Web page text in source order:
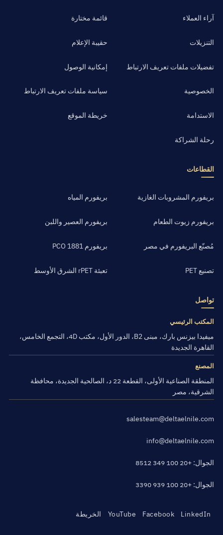
آراء العملاء قائمة مختارة
التنزيلات حقيبة الإعلام
تفضيلات ملفات تعريف الارتباط إمكانية الوصول
الخصوصية سياسة ملفات تعريف الارتباط
الاستدامة خريطة الموقع
رحلة الشراكة
القطاعات
بريفورم المشروبات الغازية بريفورم المياه
بريفورم زيوت الطعام بريفورم العصير واللبن
مُصنّع البريفورم في مصر بريفورم PCO 1881
تصنيع PET تعبئة rPET الشرق الأوسط
تواصل
المكتب الرئيسي
ميفيدا بيزنس بارك، مبنى B2، الدور الأول، مكتب 4D، التجمع الخامس،
القاهرة الجديدة
المصنع
المنطقة الصناعية الأولى، القطعة 22 د، الصالحية الجديدة، محافظة
الشرقية، مصر
salesteam@deltaelnile.com
info@deltaelnile.com
الجوال: +20 100 349 8512
الجوال: +20 100 939 3390
LinkedIn
Facebook
YouTube الخريطة